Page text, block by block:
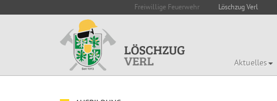
Freiwillige Feuerwehr Löschzug Verl
Aktuelles